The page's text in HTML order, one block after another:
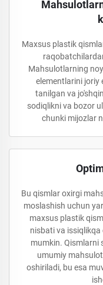
Maxsus plastik
Mahsulotlarning
elementlarini joriy
tanilgan va
sodiqlikni va bozor
chunki mijozlar
Bu qismlar oxirgi
moslashish uchun
maxsus plastik
nisbati va
mumkin. Qismlarni
umumiy
oshiriladi, bu esa